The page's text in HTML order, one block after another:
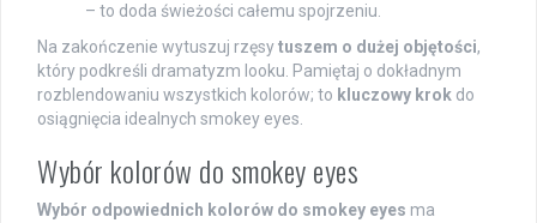
– to doda świeżości całemu spojrzeniu.
Na zakończenie wytuszuj rzęsytuszem o dużej objętości,
który podkreśli dramatyzm looku. Pamiętaj o dokładnym
rozblendowaniu wszystkich kolorów; to kluczowy krok do
osiągnięcia idealnych smokey eyes.
Wybór kolorów do smokey eyes
Wybór odpowiednich kolorów do smokey eyes ma